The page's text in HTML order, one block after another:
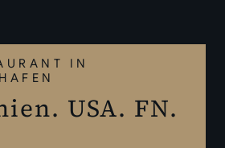
IN
USA. FN.